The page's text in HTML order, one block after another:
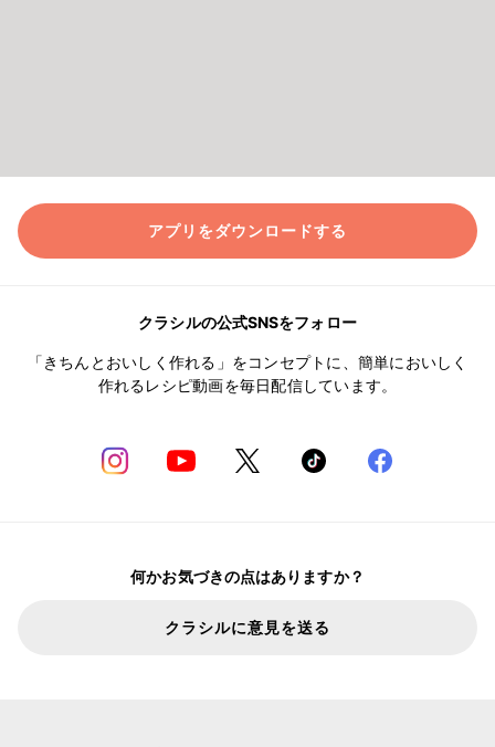
アプリをダウンロードする
クラシルの公式SNSをフォロー
「きちんとおいしく作れる」をコンセプトに、簡単においしく
作れるレシピ動画を毎日配信しています。
何かお気づきの点はありますか？
クラシルに意見を送る